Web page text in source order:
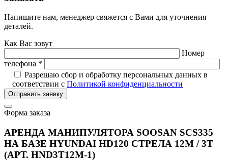
Напишите нам, менеджер свяжется с Вами для уточнения
деталей.
Как Вас зовут
Номер
телефона *
Разрешаю сбор и обработку персональных данных в
соответствии с Политикой конфиденциальности
Отправить заявку
Форма заказа
АРЕНДА МАНИПУЛЯТОРА SOOSAN SCS335
НА БАЗЕ HYUNDAI HD120 СТРЕЛА 12М / 3Т
(АРТ. HND3T12M-1)